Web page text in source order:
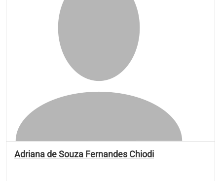
Adriana de Souza Fernandes Chiodi